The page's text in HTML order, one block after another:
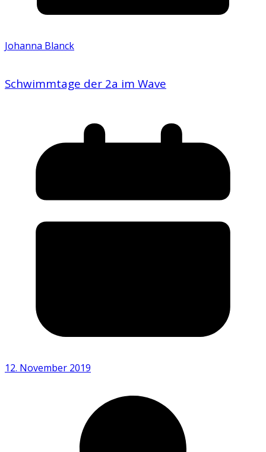
Johanna Blanck
Schwimmtage der 2a im Wave
12. November 2019